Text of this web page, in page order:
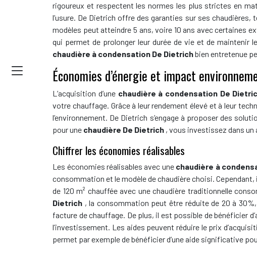
rigoureux et respectent les normes les plus strictes en
l’usure. De Dietrich offre des garanties sur ses
modèles peut atteindre 5 ans, voire 10 ans avec certaines
qui permet de prolonger leur durée de vie et de maintenir
chaudière à condensation De Dietrichbien entretenue
Économies d’énergie et impact
L’acquisition d’une chaudière à condensation De
votre chauffage. Grâce à leur rendement élevé et à leur
l’environnement. De Dietrich s’engage à proposer des
pour une chaudière De Dietrich , vous investissez dans
Chiffrer les économies réalisables
Les économies réalisables avec une chaudière à
consommation et le modèle de chaudière choisi.
de 120 m² chauffée avec une chaudière traditionnelle
Dietrich , la consommation peut être réduite de 20 à
facture de chauffage. De plus, il est possible de bénéficier
l’investissement. Les aides peuvent réduire le prix
permet par exemple de bénéficier d’une aide significative